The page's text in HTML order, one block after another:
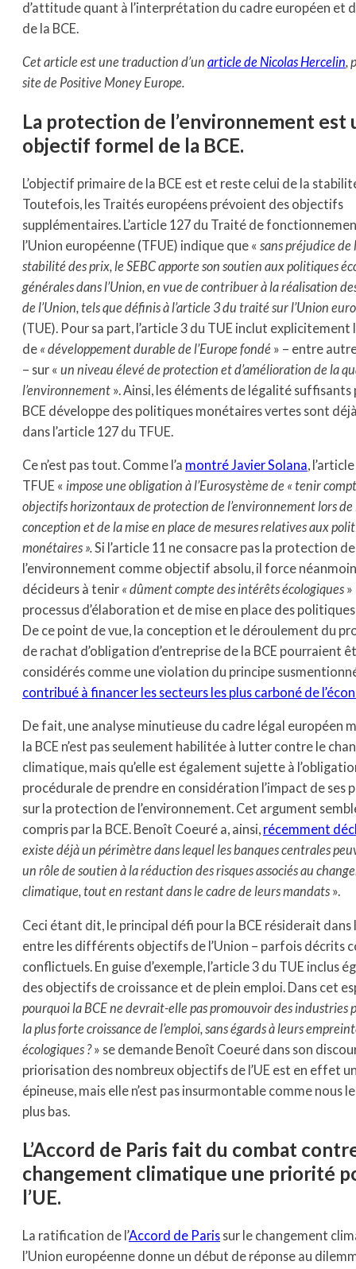
d’attitude quant à l’interprétation du cadre européen et
de la BCE.
Cet article est une traduction d’un article de Nicolas Hercelin,
site de Positive Money Europe.
La protection de l’environnement est
objectif formel de la BCE.
L’objectif primaire de la BCE est et reste celui de la
Toutefois, les Traités européens prévoient des objectifs
supplémentaires. L’article 127 du Traité de
l’Union européenne (TFUE) indique que « sans préjudice de
stabilité des prix, le SEBC apporte son soutien aux politiques
générales dans l’Union, en vue de contribuer à la réalisation
de l’Union, tels que définis à l’article 3 du traité sur l’Union
(TUE). Pour sa part, l’article 3 du TUE inclut explicitement
de « développement durable de l’Europe fondé » – entre
– sur « un niveau élevé de protection et d’amélioration de la
l’environnement ». Ainsi, les éléments de légalité suffisants
BCE développe des politiques monétaires vertes sont
dans l’article 127 du TFUE.
Ce n’est pas tout. Comme l’a montré Javier Solana,
TFUE « impose une obligation à l’Eurosystème de « tenir
objectifs horizontaux de protection de l’environnement lors de
conception et de la mise en place de mesures relatives aux
monétaires ».Si l’article 11 ne consacre pas la protection de
l’environnement comme objectif absolu, il force
décideurs à tenir « dûment compte des intérêts écologiques
processus d’élaboration et de mise en place des
De ce point de vue, la conception et le déroulement du
de rachat d’obligation d’entreprise de la BCE pourraient
considérés comme une violation du principe
contribué à financer les secteurs les plus carboné de
De fait, une analyse minutieuse du cadre légal européen
la BCE n’est pas seulement habilitée à lutter contre le
climatique, mais qu’elle est également sujette à
procédurale de prendre en considération l’impact de ses
sur la protection de l’environnement. Cet argument
compris par la BCE. Benoît Coeuré a, ainsi, récemment
existe déjà un périmètre dans lequel les banques centrales
un rôle de soutien à la réduction des risques associés au
climatique, tout en restant dans le cadre de leurs mandats ».
Ceci étant dit, le principal défi pour la BCE résiderait dans
entre les différents objectifs de l’Union – parfois décrits
conflictuels. En guise d’exemple, l’article 3 du TUE inclus
des objectifs de croissance et de plein emploi. Dans cet
pourquoi la BCE ne devrait-elle pas promouvoir des industries
la plus forte croissance de l’emploi, sans égards à leurs
écologiques ?» se demande Benoît Coeuré dans son
priorisation des nombreux objectifs de l’UE est en effet
épineuse, mais elle n’est pas insurmontable comme nous
plus bas.
L’Accord de Paris fait du combat
changement climatique une priorité
l’UE.
La ratification de l’Accord de Paris sur le changement
l’Union européenne donne un début de réponse au